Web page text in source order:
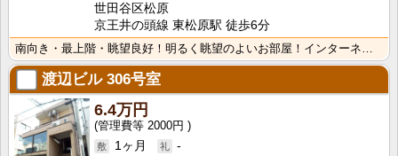
世田谷区松原
京王井の頭線 東松原駅 徒歩6分
渡辺ビル306号室
6.4万円
2000円
1ヶ月
-